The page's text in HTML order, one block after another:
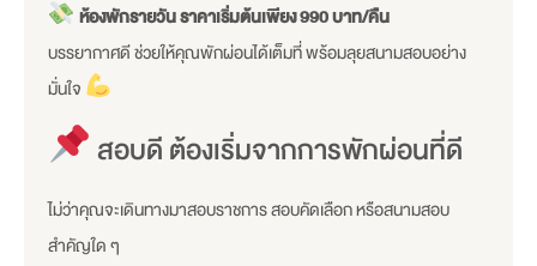
ห้องพักรายวัน ราคาเริ่มต้นเพียง990 บาท/คืน
บรรยากาศดี ช่วยให้คุณพักผ่อนได้เต็มที่ พร้อมลุยสนามสอบอย่าง
มั่นใจ
สอบดี ต้องเริ่มจากการพักผ่อนที่ดี
ไม่ว่าคุณจะเดินทางมาสอบราชการ สอบคัดเลือก หรือสนามสอบ
สำคัญใด ๆ